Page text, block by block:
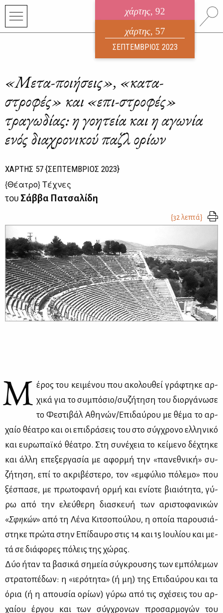
χάρτης, 92
ηλεκτρονικό περιοδικό
ΑΥΓΟΥΣΤΟΣ 2026
χάρτης, 57
ΣΕΠΤΕΜΒΡΙΟΣ 2023
«Μετα-ποιήσεις», «κατα-
στροφές» και «επι-στροφές»
τραγωδίας: η γοητεία και η αγωνία
ενός διαχρονικού παζλ ορίων
ΧΑΡΤΗΣ 57 {ΣΕΠΤΕΜΒΡΙΟΣ 2023}
{Θέατρο} Τέχνες
του Σάββα Πατσαλίδη
{32 λεπτά}
Μ έρος του κει­μέ­νου που ακο­λου­θεί γρά­φτη­κε αρ­
χι­κά για το συ­μπό­σιο/συ­ζή­τη­ση του διορ­γά­νω­σε
το Φε­στι­βάλ Αθη­νών/Επι­δαύ­ρου με θέ­μα το αρ­
χαίο θέ­α­τρο και οι επι­δρά­σεις του στο σύγ­χρο­νο ελ­λη­νι­κό
και ευ­ρω­παϊ­κό θέ­α­τρο. Στη συ­νέ­χεια το κεί­με­νο δέ­χτη­κε
και άλ­λη επε­ξερ­γα­σία με αφορ­μή την «πα­νε­θνι­κή» συ­
ζή­τη­ση, επί το ακρι­βέ­στε­ρο, τον «εμ­φύ­λιο πό­λε­μο» που
ξέ­σπα­σε, με πρω­το­φα­νή ορ­μή και ενί­ο­τε βιαιό­τη­τα, γύ­
ρω από την ελεύ­θε­ρη δια­σκευή των αρι­στο­φα­νι­κών
«Σφη­κών» από τη Λέ­να Κι­τσο­πού­λου, η οποία πα­ρου­σιά­
στη­κε πρώ­τα στην Επί­δαυ­ρο στις 14 και 15 Ιου­λί­ου και με­
τά σε διά­φο­ρες πό­λεις της χώ­ρας.
Δύο ήταν τα βα­σι­κά ση­μεία σύ­γκρου­σης των εμπό­λε­μων
στρα­το­πέ­δων: η «ιε­ρό­τη­τα» (ή μη) της Επι­δαύ­ρου και τα
όρια (ή η απου­σία ορί­ων) γύ­ρω από τις σχέ­σεις του αρ­
χαί­ου έρ­γου και των σύγ­χρο­νων προ­σαρ­μο­γών του